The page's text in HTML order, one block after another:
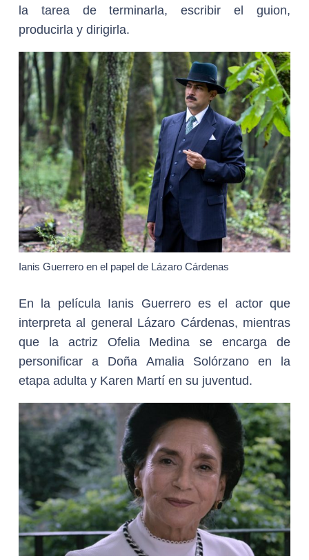
la tarea de terminarla, escribir el guion,
producirla y dirigirla.
Ianis Guerrero en el papel de Lázaro Cárdenas
En la película Ianis Guerrero es el actor que
interpreta al general Lázaro Cárdenas, mientras
que la actriz Ofelia Medina se encarga de
personificar a Doña Amalia Solórzano en la
etapa adulta y Karen Martí en su juventud.